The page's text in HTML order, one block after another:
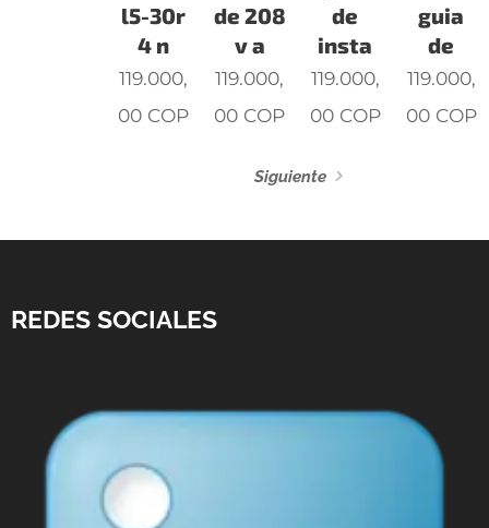
l5-30r
4 n
119.000,
00 COP
de 208
v a
119.000,
00 COP
de
insta
119.000,
00COP
guia
de
119.000,
00COP
Siguiente
REDES SOCIALES